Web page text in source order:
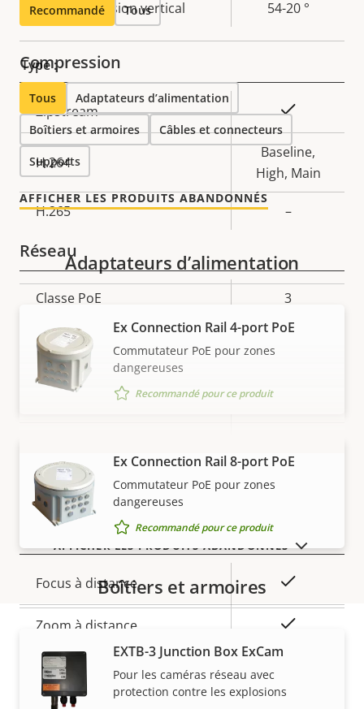
Champ de vision vertical 54-20 °
Compression
Description
de la
propriété
Valeur de
la
Zipstream
H.264
Baseline,
High, Main
H.265 –
Réseau
Description
propriété
Classe PoE 3
Sécurité
Valeur de
TPM
Description
de la
propriété
Valeur de
la
Focus à distance
Zoom à distance
Stockage local (fente pour
carte mémoire)
Recommandé Tous
Type :
Tous Adaptateurs d’alimentation
Boîtiers et armoires Câbles et connecteurs
Supports
AFFICHER LES PRODUITS ABANDONNÉS
VOIR PLUS
Adaptateurs d’alimentation
Ex Connection Rail 4-port PoE
Commutateur PoE pour zones
dangereuses
Recommandé pour ce produit
Ex Connection Rail 8-port PoE
Commutateur PoE pour zones
dangereuses
Recommandé pour ce produit
Boîtiers et armoires
EXTB-3 Junction Box ExCam
Pour les caméras réseau avec
protection contre les explosions
AFFICHER LES PRODUITS ABANDONNÉS
Garantie